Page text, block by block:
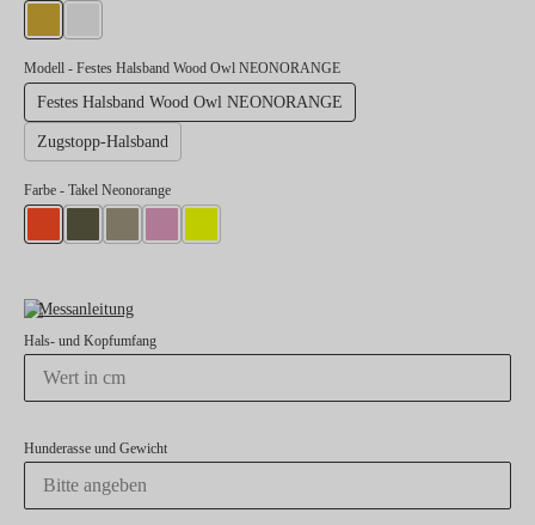
Modell - Festes Halsband Wood Owl NEONORANGE
Festes Halsband Wood Owl NEONORANGE
Zugstopp-Halsband
Farbe - Takel Neonorange
Messanleitung
Hals- und Kopfumfang
Hunderasse und Gewicht